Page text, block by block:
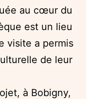
au cœur du
est un lieu
visite a permis
de leur
à Bobigny,